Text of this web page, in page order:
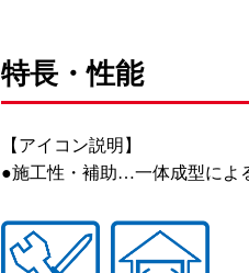
特長・性能
【アイコン説明】
●施工性・補助…一体成型に